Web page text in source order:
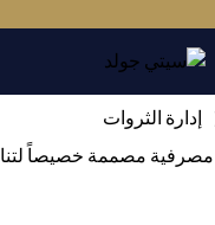
الثروات